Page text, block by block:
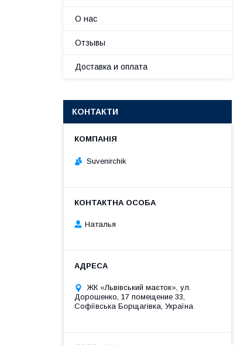
О нас
Отзывы
Доставка и оплата
КОНТАКТИ
Suvenirсhik
Наталья
ЖК «Львівський маєток», ул.
Дорошенко, 17 помещение 33,
Софіївська Борщагівка, Україна